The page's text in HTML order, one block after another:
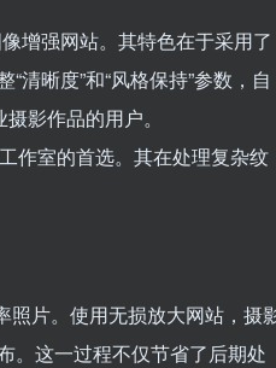
增强网站。其特色在于采用了
清晰度”和“风格保持”参数，自
影作品的用户。
作室的首选。其在处理复杂纹
照片。使用无损放大网站，摄
。这一过程不仅节省了后期处